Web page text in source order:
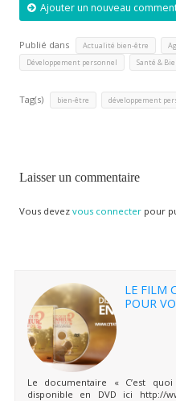
Ajouter un nouveau
Publié dans Actualité bien-être
Développement personnel Santé &
Tag(s) bien-être développement
Laisser un commentaire
Vous devez vous connecterpour
LE FILM
POUR
Le documentaire « C’est
disponible en DVD ici http://